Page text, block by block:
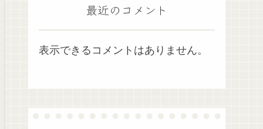
最近のコメント
表示できるコメントはありません。